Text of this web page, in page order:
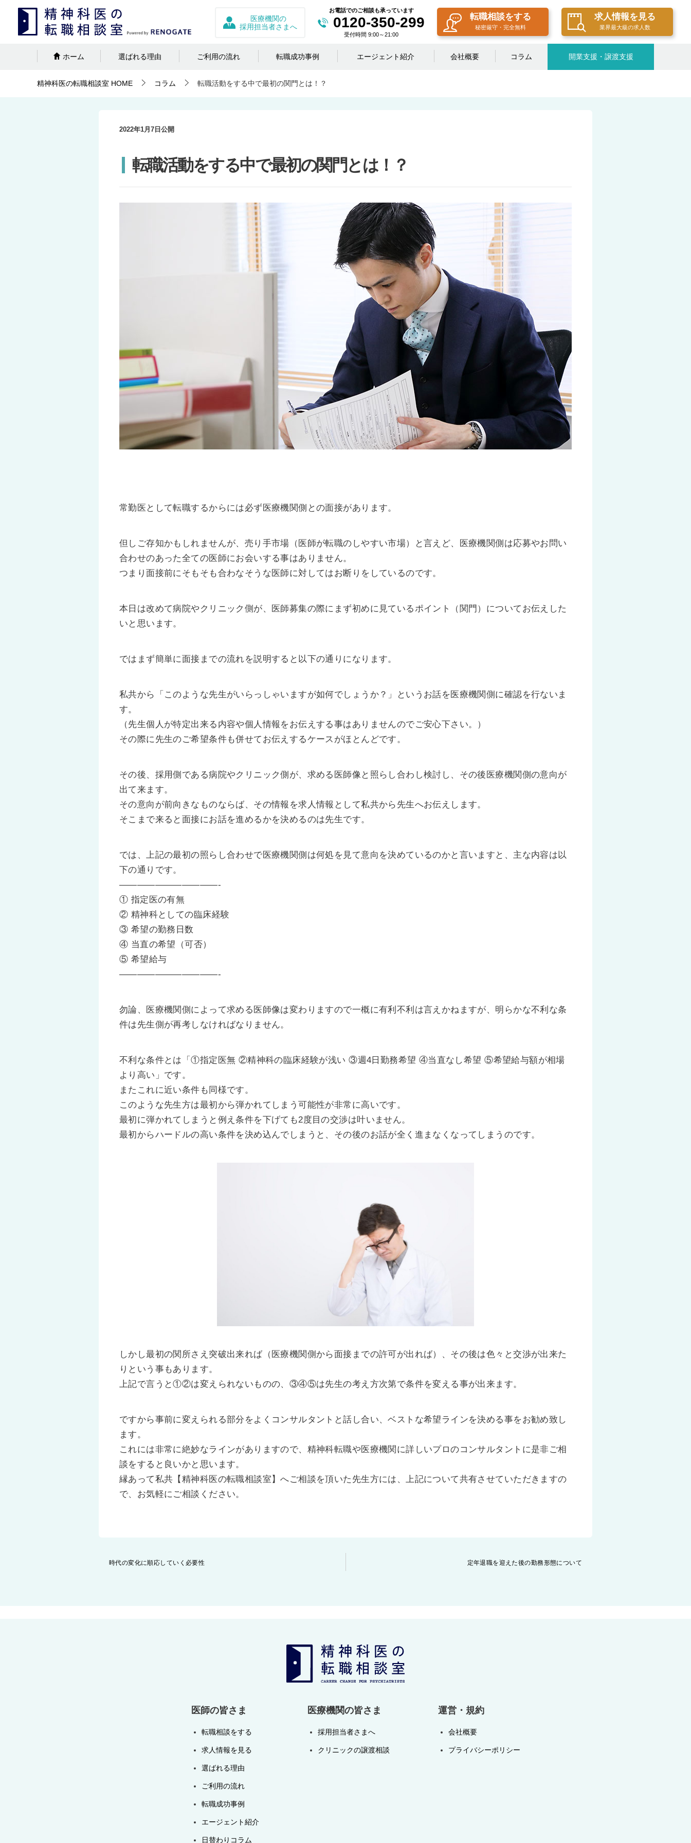
転職相談をする
秘密厳守・完全無料
求人情報を見る
業界最大級の求人数
お電話でのご相談も承っています
0120-350-299
受付時間 9:00～21:00
医療機関の
採用担当者さまへ
ホーム 選ばれる理由 ご利用の流れ 転職成功事例 エージェント紹介 会社概要 コラム 開業支援・譲渡支援
精神科医の転職相談室 HOME コラム 転職活動をする中で最初の関門とは！？
2022年1月7日 公開
転職活動をする中で最初の関門とは！？
常勤医として転職するからには必ず医療機関側との面接があります。
但しご存知かもしれませんが、売り手市場（医師が転職のしやすい市場）と言えど、医療機関側は応募やお問い
合わせのあった全ての医師にお会いする事はありません。
つまり面接前にそもそも合わなそうな医師に対してはお断りをしているのです。
本日は改めて病院やクリニック側が、医師募集の際にまず初めに見ているポイント（関門）についてお伝えした
いと思います。
ではまず簡単に面接までの流れを説明すると以下の通りになります。
私共から「このような先生がいらっしゃいますが如何でしょうか？」というお話を医療機関側に確認を行ないま
す。
（先生個人が特定出来る内容や個人情報をお伝えする事はありませんのでご安心下さい。）
その際に先生のご希望条件も併せてお伝えするケースがほとんどです。
その後、採用側である病院やクリニック側が、求める医師像と照らし合わし検討し、その後医療機関側の意向が
出て来ます。
その意向が前向きなものならば、その情報を求人情報として私共から先生へお伝えします。
そこまで来ると面接にお話を進めるかを決めるのは先生です。
では、上記の最初の照らし合わせで医療機関側は何処を見て意向を決めているのかと言いますと、主な内容は以
下の通りです。
———————————-
① 指定医の有無
② 精神科としての臨床経験
③ 希望の勤務日数
④ 当直の希望（可否）
⑤ 希望給与
———————————-
勿論、医療機関側によって求める医師像は変わりますので一概に有利不利は言えかねますが、明らかな不利な条
件は先生側が再考しなければなりません。
不利な条件とは「①指定医無 ②精神科の臨床経験が浅い ③週4日勤務希望 ④当直なし希望 ⑤希望給与額が相場
より高い」です。
またこれに近い条件も同様です。
このような先生方は最初から弾かれてしまう可能性が非常に高いです。
最初に弾かれてしまうと例え条件を下げても2度目の交渉は叶いません。
最初からハードルの高い条件を決め込んでしまうと、その後のお話が全く進まなくなってしまうのです。
しかし最初の関所さえ突破出来れば（医療機関側から面接までの許可が出れば）、その後は色々と交渉が出来た
りという事もあります。
上記で言うと①②は変えられないものの、③④⑤は先生の考え方次第で条件を変える事が出来ます。
ですから事前に変えられる部分をよくコンサルタントと話し合い、ベストな希望ラインを決める事をお勧め致し
ます。
これには非常に絶妙なラインがありますので、精神科転職や医療機関に詳しいプロのコンサルタントに是非ご相
談をすると良いかと思います。
縁あって私共【精神科医の転職相談室】へご相談を頂いた先生方には、上記について共有させていただきますの
で、お気軽にご相談ください。
投時代の変化に順応していく必要性 定年退職を迎えた後の勤務形態について
医師の皆さま
転職相談をする
求人情報を見る
選ばれる理由
ご利用の流れ
転職成功事例
エージェント紹介
日替わりコラム
医療機関の皆さま
採用担当者さまへ
クリニックの譲渡相談
運営・規約
会社概要
プライバシーポリシー